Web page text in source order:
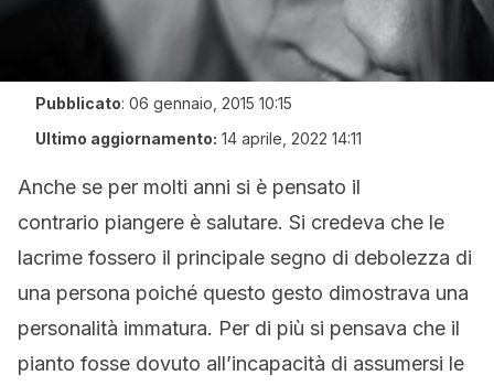
Pubblicato: 06 gennaio, 2015 10:15
Ultimo aggiornamento: 14 aprile, 2022 14:11
Anche se per molti anni si è pensato il
contrario piangere è salutare. Si credeva che le
lacrime fossero il principale segno di debolezza di
una persona poiché questo gesto dimostrava una
personalità immatura. Per di più si pensava che il
pianto fosse dovuto all’incapacità di assumersi le